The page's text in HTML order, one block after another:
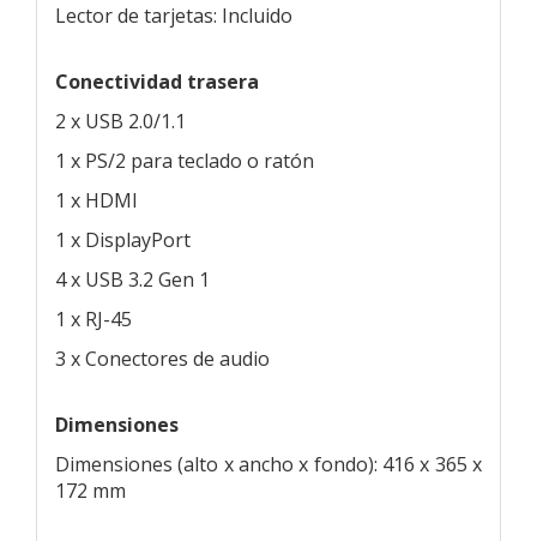
Lector de tarjetas: Incluido
Conectividad trasera
2 x USB 2.0/1.1
1 x PS/2 para teclado o ratón
1 x HDMI
1 x DisplayPort
4 x USB 3.2 Gen 1
1 x RJ-45
3 x Conectores de audio
Dimensiones
Dimensiones (alto x ancho x fondo): 416 x 365 x
172 mm